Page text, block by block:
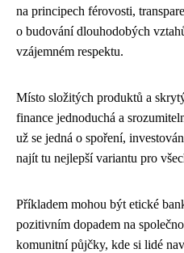
na principech férovosti,
o budování dlouhodobých
vzájemném respektu.
Místo složitých produktů a
finance jednoduchá a
už se jedná o spoření,
najít tu nejlepší variantu pro
Příkladem mohou být etické
pozitivním dopadem na
komunitní půjčky, kde si lidé